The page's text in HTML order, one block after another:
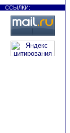
ССЫЛКИ: